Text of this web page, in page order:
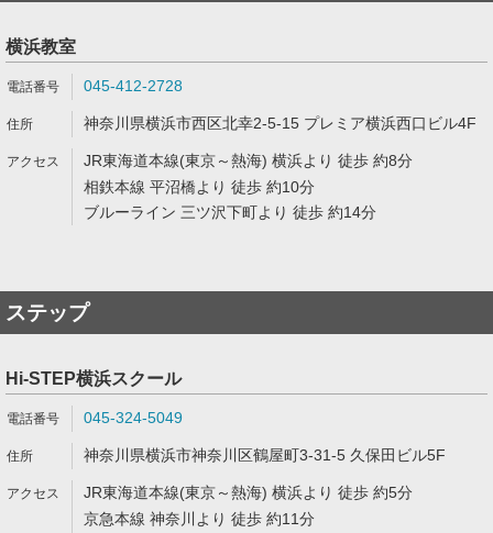
横浜教室
045-412-2728
神奈川県横浜市西区北幸2-5-15 プレミア横浜西口ビル4F
JR東海道本線(東京～熱海) 横浜より 徒歩 約8分
相鉄本線 平沼橋より 徒歩 約10分
ブルーライン 三ツ沢下町より 徒歩 約14分
ステップ
Hi-STEP横浜スクール
045-324-5049
神奈川県横浜市神奈川区鶴屋町3-31-5 久保田ビル5F
JR東海道本線(東京～熱海) 横浜より 徒歩 約5分
京急本線 神奈川より 徒歩 約11分